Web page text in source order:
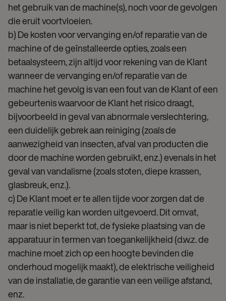
het gebruik van de machine(s), noch voor de gevolgen
die eruit voortvloeien.
b) De kosten voor vervanging en/of reparatie van de
machine of de geïnstalleerde opties, zoals een
betaalsysteem, zijn altijd voor rekening van de Klant
wanneer de vervanging en/of reparatie van de
machine het gevolg is van een fout van de Klant of een
gebeurtenis waarvoor de Klant het risico draagt,
bijvoorbeeld in geval van abnormale verslechtering,
een duidelijk gebrek aan reiniging (zoals de
aanwezigheid van insecten, afval van producten die
door de machine worden gebruikt, enz.) evenals in het
geval van vandalisme (zoals stoten, diepe krassen,
glasbreuk, enz.).
c) De Klant moet er te allen tijde voor zorgen dat de
reparatie veilig kan worden uitgevoerd. Dit omvat,
maar is niet beperkt tot, de fysieke plaatsing van de
apparatuur in termen van toegankelijkheid (d.w.z. de
machine moet zich op een hoogte bevinden die
onderhoud mogelijk maakt), de elektrische veiligheid
van de installatie, de garantie van een veilige afstand,
enz.